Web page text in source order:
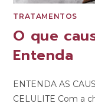
TRATAMENTOS
O que
Entenda
ENTENDA AS
CELULITE Com a